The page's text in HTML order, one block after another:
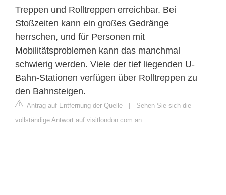
Treppen und Rolltreppen erreichbar. Bei
Stoßzeiten kann ein großes Gedränge
herrschen, und für Personen mit
Mobilitätsproblemen kann das manchmal
schwierig werden. Viele der tief liegenden U-
Bahn-Stationen verfügen über Rolltreppen zu
den Bahnsteigen.
Antrag auf Entfernung der Quelle
Sehen Sie sich die
vollständige Antwort auf visitlondon.com an